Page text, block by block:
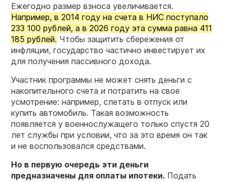
Ежегодно размер взноса увеличивается.
Например, в 2014 году на счета в НИС поступало
233 100 рублей, а в 2026 году эта сумма равна 411
185 рублей. Чтобы защитить сбережения от
инфляции, государство частично инвестирует их
для получения пассивного дохода.
Участник программы не может снять деньги с
накопительного счета и потратить на свое
усмотрение: например, слетать в отпуск или
купить автомобиль. Такая возможность
появляется у военнослужащего только спустя 20
лет службы при условии, что за это время он так
и не воспользовался средствами.
Но в первую очередь эти деньги
предназначены для оплаты ипотеки. Подать